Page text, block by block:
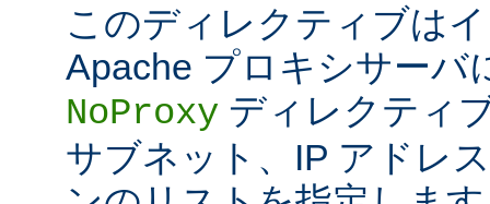
このディレクティブは
Apache プロキシサーバ
NoProxy ディレクティ
サブネット、IP アドレ